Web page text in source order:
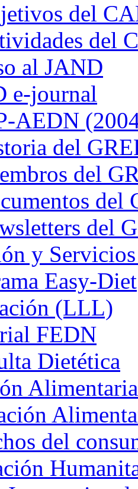
del
del
al JAND
e-journal
AEDN
del
del
del
del
y
Easy-Diet
(LLL)
FEDN
Dietética
Alimentaria
del